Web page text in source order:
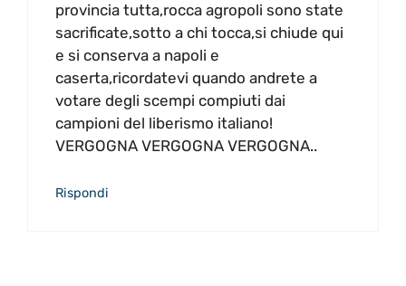
provincia tutta,rocca agropoli sono state
sacrificate,sotto a chi tocca,si chiude qui
e si conserva a napoli e
caserta,ricordatevi quando andrete a
votare degli scempi compiuti dai
campioni del liberismo italiano!
VERGOGNA VERGOGNA VERGOGNA..
Rispondi